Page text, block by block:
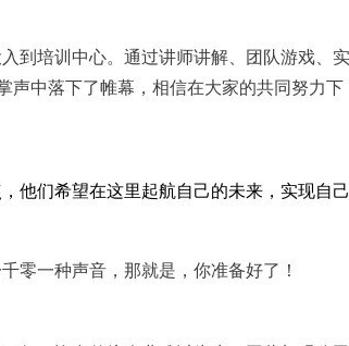
培训中心。通过讲师讲解、团队游戏、
声中落下了帷幕，相信在大家的共同努力
们希望在这里起航自己的未来，实现自
一种声音，那就是，你准备好了！